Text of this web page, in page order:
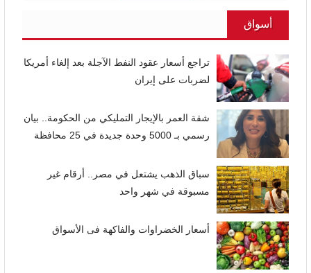
أسواق
تراجع أسعار عقود النفط الآجلة بعد إلغاء أمريكا
لضربات على إيران
شقة العمر بالإيجار التمليكي من الحكومة.. بيان
رسمي بـ 5000 وحدة جديدة في 25 محافظة
سباق الذهب يشتعل في مصر.. أرقام غير
مسبوقة في شهر واحد
أسعار الخضراوات والفاكهة فى الأسواق